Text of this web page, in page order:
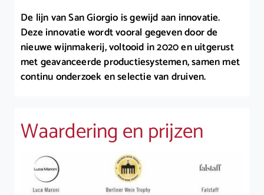
De lijn van San Giorgio is gewijd aan innovatie.
Deze innovatie wordt vooral gegeven door de
nieuwe wijnmakerij, voltooid in 2020 en uitgerust
met geavanceerde productiesystemen, samen met
continu onderzoek en selectie van druiven.
Waardering en prijzen